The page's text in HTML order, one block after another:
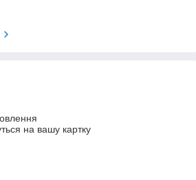
на вашу картку